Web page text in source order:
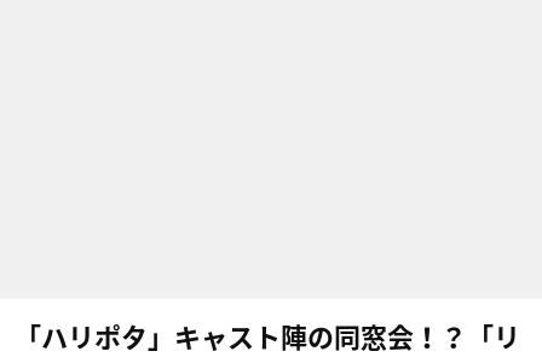
「ハリポタ」キャスト陣の同窓会！？「リ